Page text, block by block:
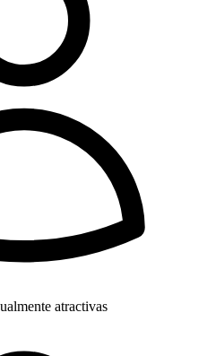
atractivas